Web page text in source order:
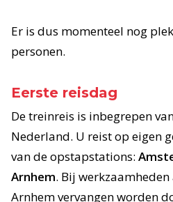
Er is dus momenteel nog
personen.
Eerste reisdag
De treinreis is inbegrepen
Nederland. U reist op eigen
van de opstapstations:
Arnhem. Bij
Arnhem vervangen worden